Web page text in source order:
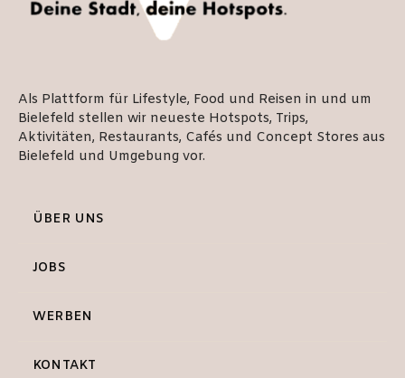
Als Plattform für Lifestyle, Food und Reisen in und um
Bielefeld stellen wir neueste Hotspots, Trips,
Aktivitäten, Restaurants, Cafés und Concept Stores aus
Bielefeld und Umgebung vor.
ÜBER UNS
JOBS
WERBEN
KONTAKT